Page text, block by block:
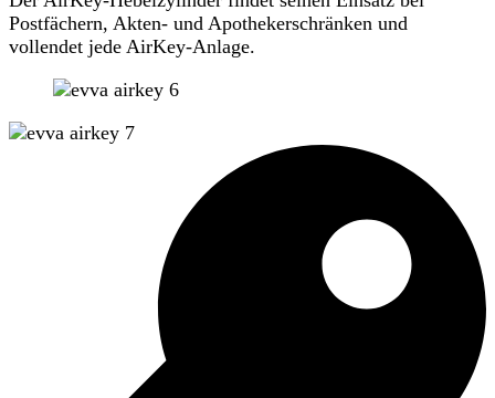
Postfächern, Akten- und Apothekerschränken und
vollendet jede AirKey-Anlage.